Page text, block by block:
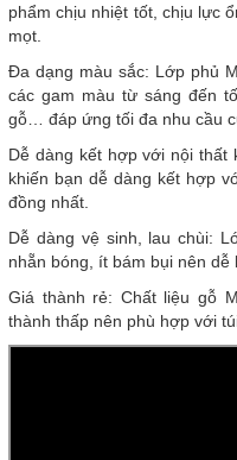
phẩm chịu nhiệt tốt, chịu lực
mọt.
Đa dạng màu sắc: Lớp phủ
các gam màu từ sáng đến
gỗ… đáp ứng tối đa nhu cầu
Dễ dàng kết hợp với nội thất
khiến bạn dễ dàng kết hợp
đồng nhất.
Dễ dàng vệ sinh, lau chùi:
nhẵn bóng, ít bám bụi nên dễ
Giá thành rẻ: Chất liệu gỗ
thành thấp nên phù hợp với